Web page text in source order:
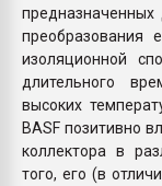
преобразования
изоляционной
длительного
высоких
BASF позитивно
коллектора в
того, его (в